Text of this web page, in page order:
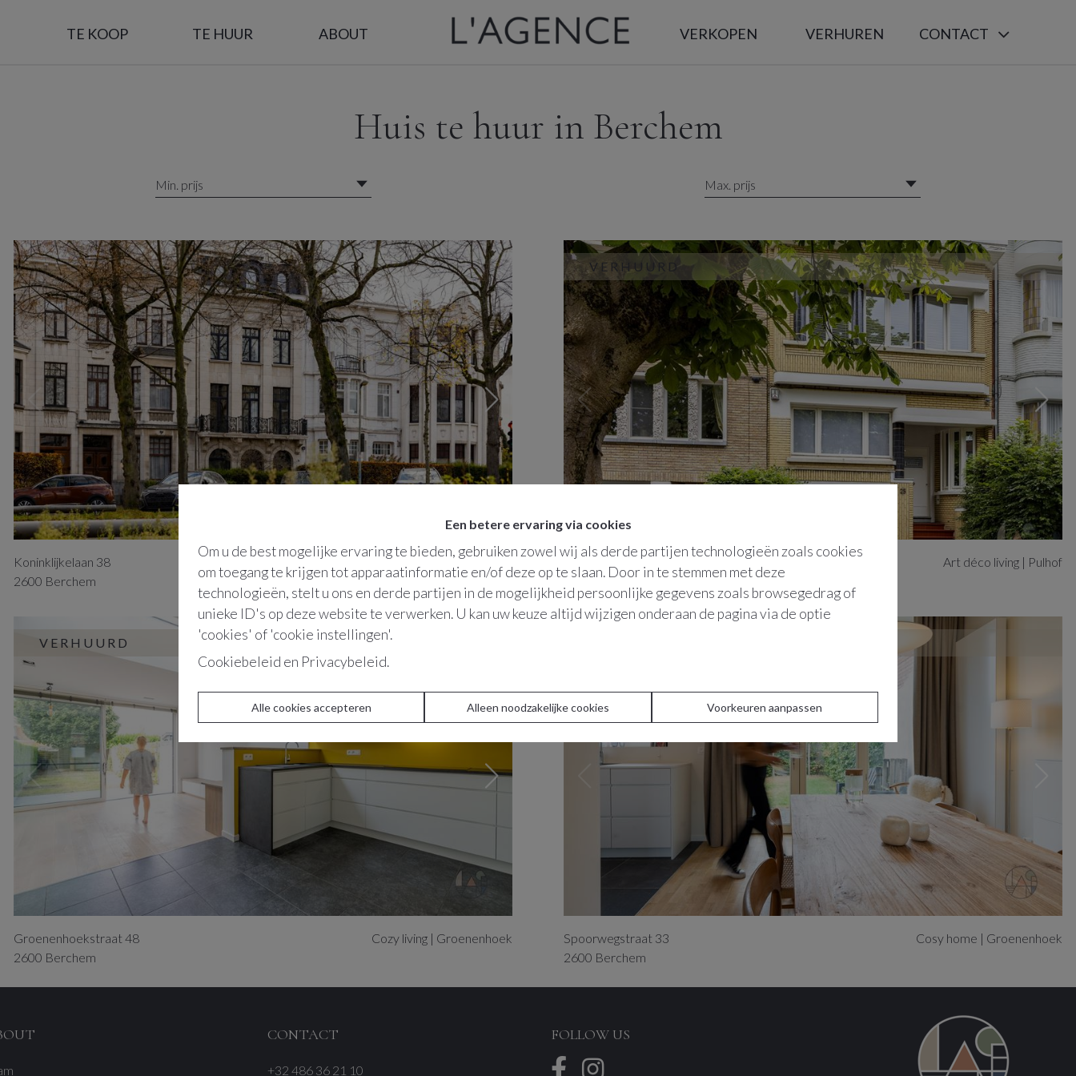
Een betere ervaring via cookies
Om u de best mogelijke ervaring te bieden, gebruiken zowel wij als derde partijen technologieën zoals cookies
om toegang te krijgen tot apparaatinformatie en/of deze op te slaan. Door in te stemmen met deze
technologieën, stelt u ons en derde partijen in de mogelijkheid persoonlijke gegevens zoals browsegedrag of
unieke ID's op deze website te verwerken. U kan uw keuze altijd wijzigen onderaan de pagina via de optie
'cookies' of 'cookie instellingen'.
Cookiebeleid en Privacybeleid.
Alle cookies accepteren Alleen noodzakelijke cookies Voorkeuren aanpassen
TE KOOP TE HUUR ABOUT VERKOPEN VERHUREN CONTACT
Huis te huur in Berchem
Min. prijs Max. prijs
Koninklijkelaan 38
2600 Berchem
Royal living | Berchem
€ 4.500 /maand
VERHUURD
Mellinetplein 25
2600 Berchem
Art déco living | Pulhof
VERHUURD
Groenenhoekstraat 48
2600 Berchem
Cozy living | Groenenhoek Spoorwegstraat 33
2600 Berchem
Cosy home | Groenenhoek
CONTACT
+32 486 36 21 10
FOLLOW US